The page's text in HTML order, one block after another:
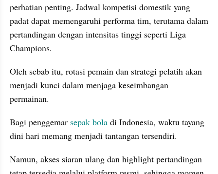
perhatian penting. Jadwal kompetisi domestik yang
padat dapat memengaruhi performa tim, terutama dalam
pertandingan dengan intensitas tinggi seperti Liga
Champions.
Oleh sebab itu, rotasi pemain dan strategi pelatih akan
menjadi kunci dalam menjaga keseimbangan
permainan.
Bagi penggemar sepak bola di Indonesia, waktu tayang
dini hari memang menjadi tantangan tersendiri.
Namun, akses siaran ulang dan highlight pertandingan